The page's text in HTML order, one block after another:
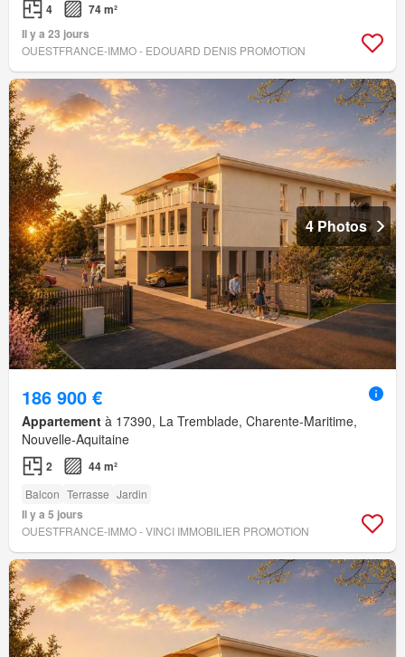
4
74 m²
Il y a 23 jours
OUESTFRANCE-IMMO - EDOUARD DENIS PROMOTION
4 Photos
186 900 €
Appartement à 17390, La Tremblade, Charente-Maritime,
Nouvelle-Aquitaine
2 44 m²
Balcon Terrasse Jardin
Il y a 5 jours
OUESTFRANCE-IMMO - VINCI IMMOBILIER PROMOTION